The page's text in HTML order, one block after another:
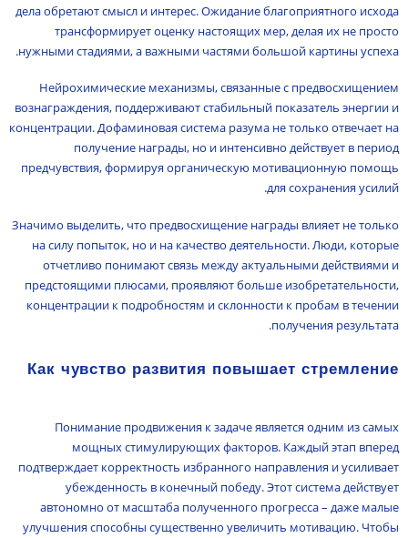
дела обретают смысл и интерес. Ожидание благоприятного исхода
трансформирует оценку настоящих мер, делая их не просто
нужными стадиями, а важными частями большой картины успеха.
Нейрохимические механизмы, связанные с предвосхищением
вознаграждения, поддерживают стабильный показатель энергии и
концентрации. Дофаминовая система разума не только отвечает на
получение награды, но и интенсивно действует в период
предчувствия, формируя органическую мотивационную помощь
для сохранения усилий.
Значимо выделить, что предвосхищение награды влияет не только
на силу попыток, но и на качество деятельности. Люди, которые
отчетливо понимают связь между актуальными действиями и
предстоящими плюсами, проявляют больше изобретательности,
концентрации к подробностям и склонности к пробам в течении
получения результата.
Как чувство развития повышает стремление
Понимание продвижения к задаче является одним из самых
мощных стимулирующих факторов. Каждый этап вперед
подтверждает корректность избранного направления и усиливает
убежденность в конечный победу. Этот система действует
автономно от масштаба полученного прогресса – даже малые
улучшения способны существенно увеличить мотивацию. Чтобы